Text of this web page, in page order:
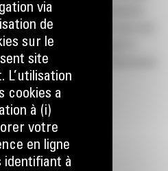
vendue par le réseau Bergerat
des stocks. Offre valable pour une
de Bergerat Monnoyeur à
par Bergerat Monnoyeur
via
de
sur le
site
L’utilisation
cookies a
à (i)
votre
en ligne
identifiant à